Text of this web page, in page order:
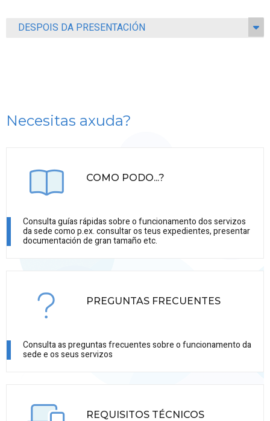
DESPOIS DA PRESENTACIÓN
Necesitas axuda?
COMO PODO...?
Consulta guías rápidas sobre o funcionamento dos servizos
da sede como p.ex. consultar os teus expedientes, presentar
documentación de gran tamaño etc.
PREGUNTAS FRECUENTES
Consulta as preguntas frecuentes sobre o funcionamento da
sede e os seus servizos
REQUISITOS TÉCNICOS